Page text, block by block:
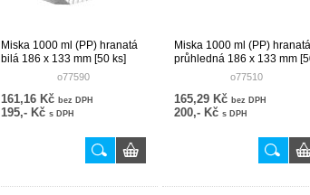
Miska 1000 ml (PP) hranatá
bilá 186 x 133 mm [50 ks]
o77590
161,16 Kč bez DPH
195,- Kč s DPH
Miska 1000 ml (PP) hranatá
průhledná 186 x 133 mm
o77510
165,29 Kč bez DPH
200,- Kč s DPH